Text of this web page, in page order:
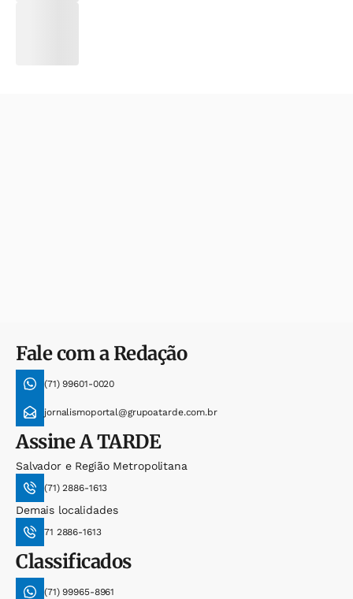
Fale com a Redação
(71) 99601-0020
jornalismoportal@grupoatarde.com.br
AssineA TARDE
Salvador e Região Metropolitana
(71) 2886-1613
Demais localidades
71 2886-1613
Classificados
(71) 99965-8961